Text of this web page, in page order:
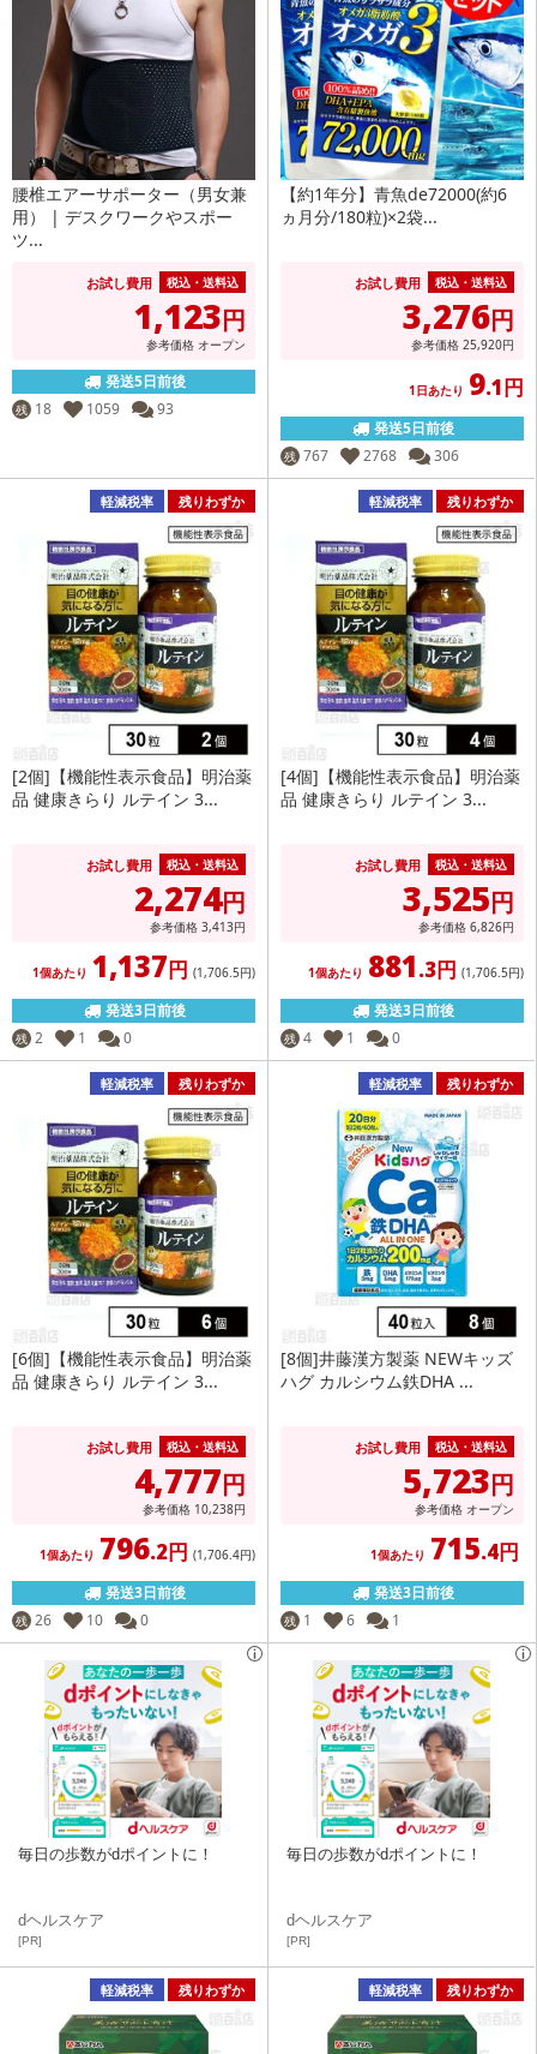
腰椎エアーサポーター（男女兼
用） | デスクワークやスポー
ツ...
お試し費用 税込・送料込
1,123円
参考価格 オープン
発送5日前後
残 18 1059 93
【約1年分】青魚de72000(約6
ヵ月分/180粒)×2袋...
お試し費用 税込・送料込
3,276円
参考価格 25,920円
1日あたり 9.1円
発送5日前後
残 767 2768 306
軽減税率 残りわずか
[2個]【機能性表示食品】明治薬
品 健康きらり ルテイン 3...
お試し費用 税込・送料込
2,274円
参考価格 3,413円
1個あたり 1,137円 (1,706.5円)
発送3日前後
残 2 1 0
軽減税率 残りわずか
[4個]【機能性表示食品】明治薬
品 健康きらり ルテイン 3...
お試し費用 税込・送料込
3,525円
参考価格 6,826円
1個あたり 881.3円 (1,706.5円)
発送3日前後
残 4 1 0
軽減税率 残りわずか
[6個]【機能性表示食品】明治薬
品 健康きらり ルテイン 3...
お試し費用 税込・送料込
4,777円
参考価格 10,238円
1個あたり 796.2円 (1,706.4円)
発送3日前後
残 26 10 0
軽減税率 残りわずか
[8個]井藤漢方製薬 NEWキッズ
ハグ カルシウム鉄DHA ...
お試し費用 税込・送料込
5,723円
参考価格 オープン
1個あたり 715.4円
発送3日前後
残 1 6 1
毎日の歩数がdポイントに！
dヘルスケア
[PR]
毎日の歩数がdポイントに！
dヘルスケア
[PR]
軽減税率 残りわずか 軽減税率 残りわずか